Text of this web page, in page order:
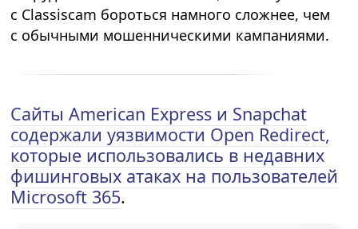
с Classiscam бороться намного сложнее, чем
с обычными мошенническими кампаниями.
Сайты American Express и Snapchat
содержали уязвимости Open Redirect,
которые использовались в недавних
фишинговых атаках на пользователей
Microsoft 365.